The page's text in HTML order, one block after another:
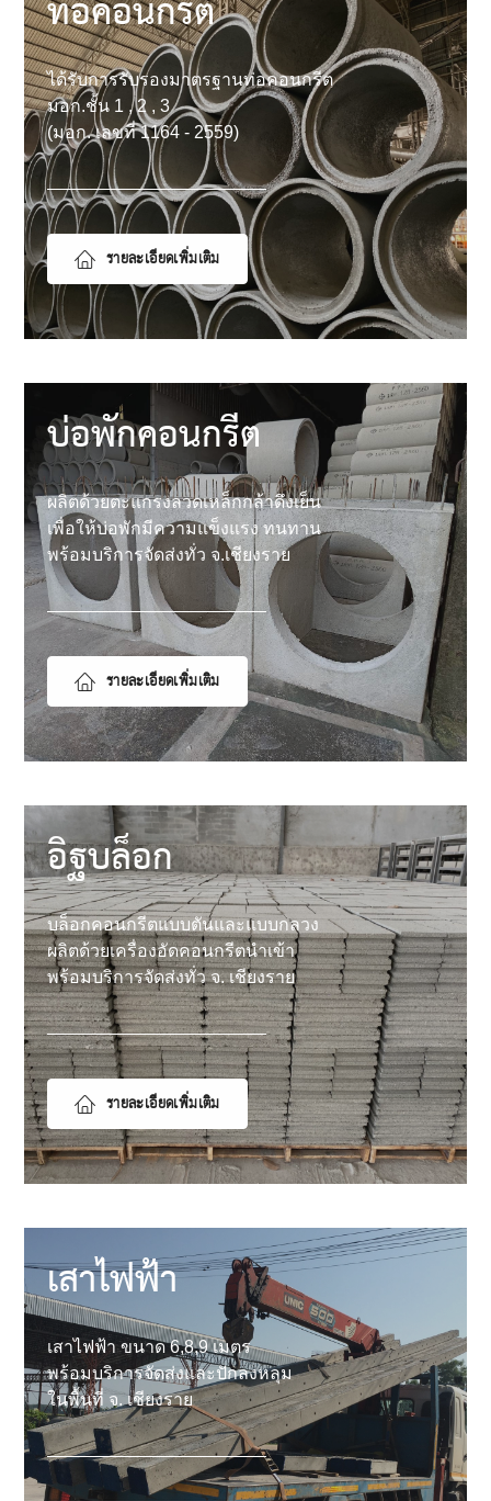
ได้รับการรับรองมาตรฐานท่อคอนกรีต
มอก.ชั้น 1 , 2 , 3
(มอก. เลขที่ 1164 - 2559)
รายละเอียดเพิ่มเติม
บ่อพักคอนกรีต
ผลิตด้วยตะแกรงลวดเหล็กกล้าดึงเย็น
เพื่อให้บ่อพักมีความแข็งแรง ทนทาน
พร้อมบริการจัดส่งทั่ว จ.เชียงราย
รายละเอียดเพิ่มเติม
อิฐบล็อก
บล็อกคอนกรีตแบบตันและแบบกลวง
ผลิตด้วยเครื่องอัดคอนกรีตนำเข้า
พร้อมบริการจัดส่งทั่ว จ. เชียงราย
รายละเอียดเพิ่มเติม
เสาไฟฟ้า
เสาไฟฟ้า ขนาด 6,8,9 เมตร
พร้อมบริการจัดส่งและปักลงหลุม
ในพื้นที่ จ. เชียงราย